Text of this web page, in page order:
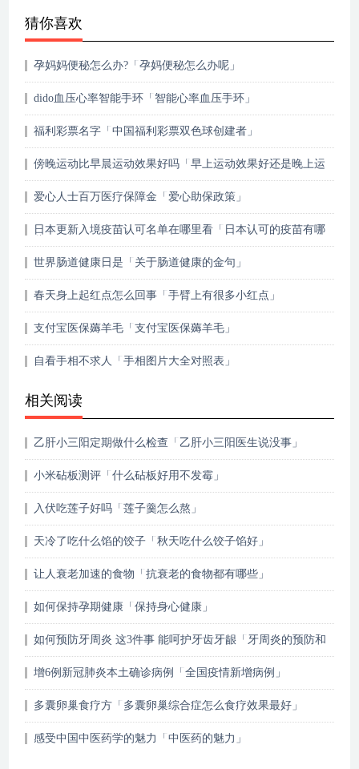
猜你喜欢
孕妈妈便秘怎么办?「孕妈便秘怎么办呢」
dido血压心率智能手环「智能心率血压手环」
福利彩票名字「中国福利彩票双色球创建者」
傍晚运动比早晨运动效果好吗「早上运动效果好还是晚上运
爱心人士百万医疗保障金「爱心助保政策」
日本更新入境疫苗认可名单在哪里看「日本认可的疫苗有哪
世界肠道健康日是「关于肠道健康的金句」
春天身上起红点怎么回事「手臂上有很多小红点」
支付宝医保薅羊毛「支付宝医保薅羊毛」
自看手相不求人「手相图片大全对照表」
相关阅读
乙肝小三阳定期做什么检查「乙肝小三阳医生说没事」
小米砧板测评「什么砧板好用不发霉」
入伏吃莲子好吗「莲子羹怎么熬」
天冷了吃什么馅的饺子「秋天吃什么饺子馅好」
让人衰老加速的食物「抗衰老的食物都有哪些」
如何保持孕期健康「保持身心健康」
如何预防牙周炎 这3件事 能呵护牙齿牙龈「牙周炎的预防和
增6例新冠肺炎本土确诊病例「全国疫情新增病例」
多囊卵巢食疗方「多囊卵巢综合症怎么食疗效果最好」
感受中国中医药学的魅力「中医药的魅力」